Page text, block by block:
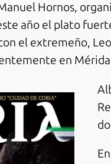
Hornos,
año el plato
el extremeño,
en